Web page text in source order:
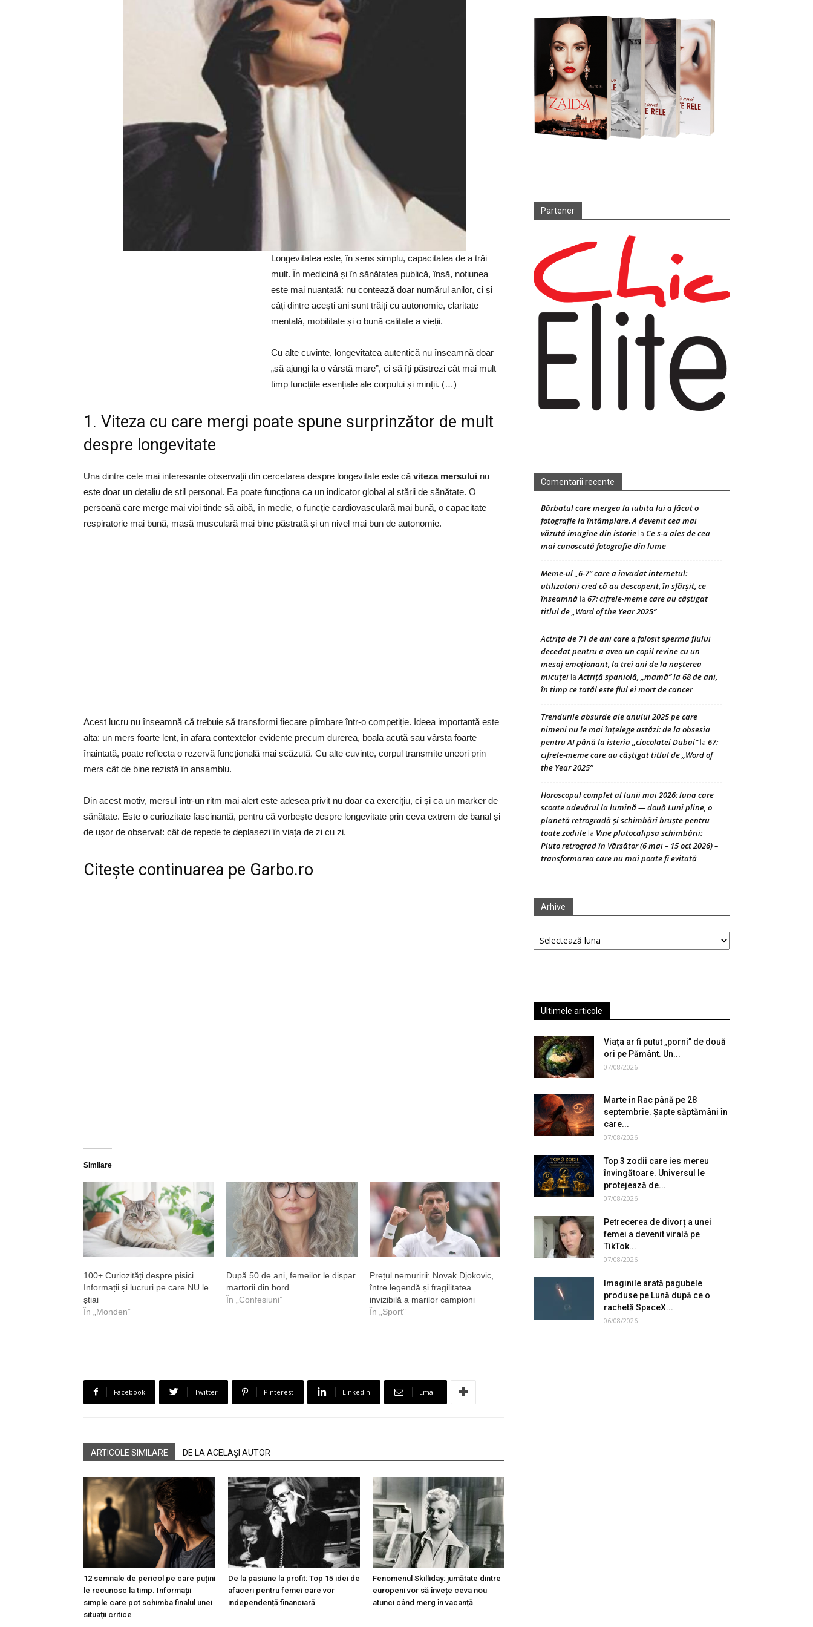
Longevitatea este, în sens simplu, capacitatea de a trăi
mult. În medicină și în sănătatea publică, însă, noțiunea
este mai nuanțată: nu contează doar numărul anilor, ci și
câți dintre acești ani sunt trăiți cu autonomie, claritate
mentală, mobilitate și o bună calitate a vieții.
Cu alte cuvinte, longevitatea autentică nu înseamnă doar
„să ajungi la o vârstă mare”, ci să îți păstrezi cât mai mult
timp funcțiile esențiale ale corpului și minții. (…)
1. Viteza cu care mergi poate spune surprinzător de mult
despre longevitate
Una dintre cele mai interesante observații din cercetarea despre longevitate este că viteza mersului nu
este doar un detaliu de stil personal. Ea poate funcționa ca un indicator global al stării de sănătate. O
persoană care merge mai vioi tinde să aibă, în medie, o funcție cardiovasculară mai bună, o capacitate
respiratorie mai bună, masă musculară mai bine păstrată și un nivel mai bun de autonomie.
Acest lucru nu înseamnă că trebuie să transformi fiecare plimbare într-o competiție. Ideea importantă este
alta: un mers foarte lent, în afara contextelor evidente precum durerea, boala acută sau vârsta foarte
înaintată, poate reflecta o rezervă funcțională mai scăzută. Cu alte cuvinte, corpul transmite uneori prin
mers cât de bine rezistă în ansamblu.
Din acest motiv, mersul într-un ritm mai alert este adesea privit nu doar ca exercițiu, ci și ca un marker de
sănătate. Este o curiozitate fascinantă, pentru că vorbește despre longevitate prin ceva extrem de banal și
de ușor de observat: cât de repede te deplasezi în viața de zi cu zi.
Citește continuarea pe Garbo.ro
Similare
100+ Curiozități despre pisici.
Informații și lucruri pe care NU le
știai
În „Monden”
După 50 de ani, femeilor le dispar
martorii din bord
În „Confesiuni”
Prețul nemuririi: Novak Djokovic,
între legendă și fragilitatea
invizibilă a marilor campioni
În „Sport”
Facebook Twitter Pinterest Linkedin Email
ARTICOLE SIMILARE DE LA ACELAȘI AUTOR
12 semnale de pericol pe care puțini
le recunosc la timp. Informații
simple care pot schimba finalul unei
situații critice
De la pasiune la profit: Top 15 idei de
afaceri pentru femei care vor
independență financiară
Fenomenul Skilliday: jumătate dintre
europeni vor să învețe ceva nou
atunci când merg în vacanță
Partener
Comentarii recente
Bărbatul care mergea la iubita lui a făcut o
fotografie la întâmplare. A devenit cea mai
văzută imagine din istorie la Ce s-a ales de cea
mai cunoscută fotografie din lume
Meme-ul „6-7” care a invadat internetul:
utilizatorii cred că au descoperit, în sfârșit, ce
înseamnă la 67: cifrele-meme care au câștigat
titlul de „Word of the Year 2025”
Actrița de 71 de ani care a folosit sperma fiului
decedat pentru a avea un copil revine cu un
mesaj emoționant, la trei ani de la nașterea
micuței laActriță spaniolă, „mamă” la 68 de ani,
în timp ce tatăl este fiul ei mort de cancer
Trendurile absurde ale anului 2025 pe care
nimeni nu le mai înțelege astăzi: de la obsesia
pentru AI până la isteria „ciocolatei Dubai”la 67:
cifrele-meme care au câștigat titlul de „Word of
the Year 2025”
Horoscopul complet al lunii mai 2026: luna care
scoate adevărul la lumină — două Luni pline, o
planetă retrogradă și schimbări bruște pentru
toate zodiile la Vine plutocalipsa schimbării:
Pluto retrograd în Vărsător (6 mai – 15 oct 2026) –
transformarea care nu mai poate fi evitată
Arhive
Arhive
Ultimele articole
Viața ar fi putut „porni” de două
ori pe Pământ. Un...
07/08/2026
Marte în Rac până pe 28
septembrie. Șapte săptămâni în
care...
07/08/2026
Top 3 zodii care ies mereu
învingătoare. Universul le
protejează de...
07/08/2026
Petrecerea de divorț a unei
femei a devenit virală pe
TikTok...
07/08/2026
Imaginile arată pagubele
produse pe Lună după ce o
rachetă SpaceX...
06/08/2026